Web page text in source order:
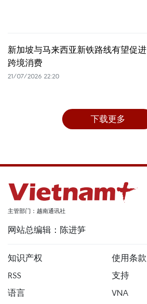
新加坡与马来西亚新铁路线有望促进
跨境消费
21/07/2026 22:20
下载更多
主管部门：越南通讯社
网站总编辑：陈进笋
知识产权
使用条款
RSS
支持
语言
VNA